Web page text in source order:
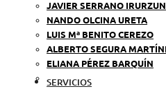
JAVIER SERRANO IRURZUN
NANDO OLCINA URETA
LUIS Mª BENITO CEREZO
ALBERTO SEGURA
ELIANA PÉREZ BARQUÍN
SERVICIOS